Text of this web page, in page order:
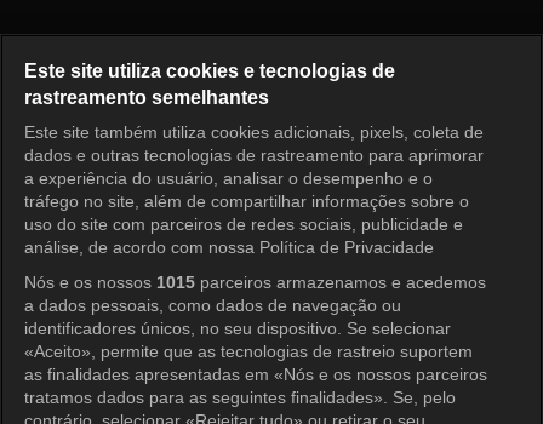
Entrar
Este site utiliza cookies e tecnologias de
rastreamento semelhantes
Este site também utiliza cookies adicionais, pixels, coleta de
dados e outras tecnologias de rastreamento para aprimorar
a experiência do usuário, analisar o desempenho e o
tráfego no site, além de compartilhar informações sobre o
uso do site com parceiros de redes sociais, publicidade e
análise, de acordo com nossa Política de Privacidade
Nós e os nossos 1015 parceiros armazenamos e acedemos
a dados pessoais, como dados de navegação ou
identificadores únicos, no seu dispositivo. Se selecionar
«Aceito», permite que as tecnologias de rastreio suportem
as finalidades apresentadas em «Nós e os nossos parceiros
tratamos dados para as seguintes finalidades». Se, pelo